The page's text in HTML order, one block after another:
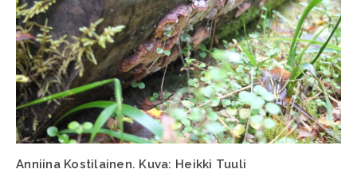
Anniina Kostilainen. Kuva: Heikki Tuuli